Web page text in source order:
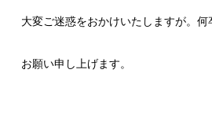
大変ご迷惑をおかけいたしますが。何
お願い申し上げます。